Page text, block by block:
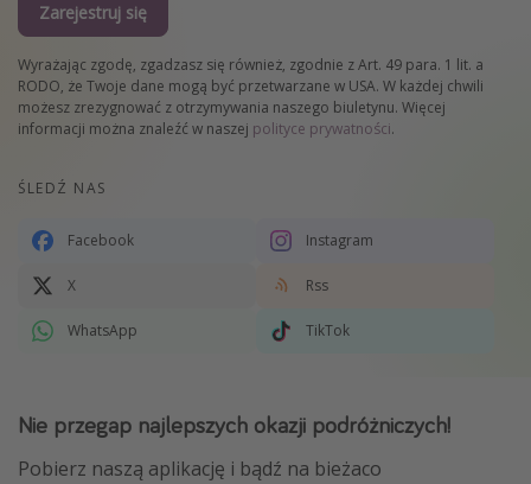
Zarejestruj się
Wyrażając zgodę, zgadzasz się również, zgodnie z Art. 49 para. 1 lit. a
RODO, że Twoje dane mogą być przetwarzane w USA. W każdej chwili
możesz zrezygnować z otrzymywania naszego biuletynu. Więcej
informacji można znaleźć w naszej polityce prywatności.
ŚLEDŹ NAS
Facebook Instagram
X Rss
WhatsApp TikTok
Nie przegap najlepszych okazji podróżniczych!
Pobierz naszą aplikację i bądź na bieżaco